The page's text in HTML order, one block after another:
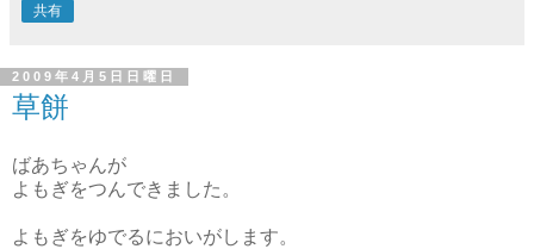
共有
2009年4月5日日曜日
草餅
ばあちゃんが
よもぎをつんできました。
よもぎをゆでるにおいがします。